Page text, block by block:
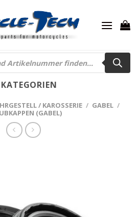
KATEGORIEN
/ KAROSSERIE / GABEL /
(GABEL)